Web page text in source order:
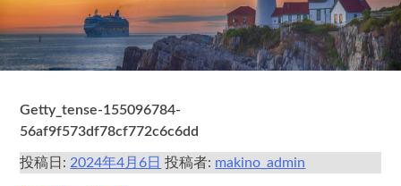
ッ
プ
Getty_tense-155096784-
56af9f573df78cf772c6c6dd
投稿日: 2024年4月6日 投稿者: makino_admin